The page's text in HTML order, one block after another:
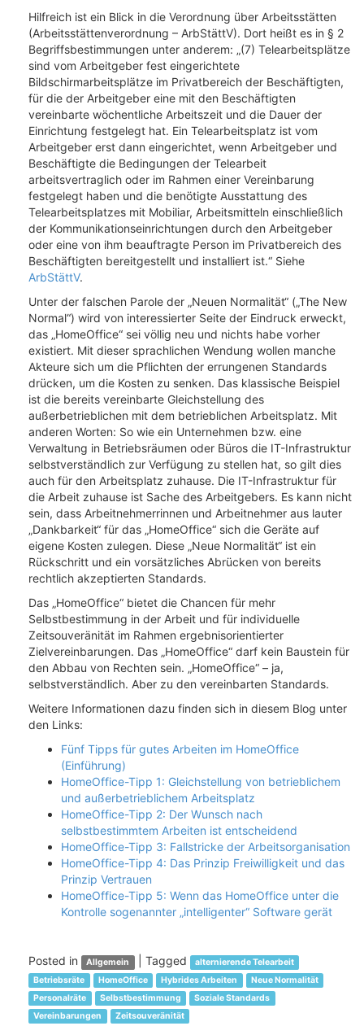
Hilfreich ist ein Blick in die Verordnung über Arbeitsstätten
(Arbeitsstättenverordnung – ArbStättV). Dort heißt es in § 2
Begriffsbestimmungen unter anderem: „(7) Telearbeitsplätze
sind vom Arbeitgeber fest eingerichtete
Bildschirmarbeitsplätze im Privatbereich der Beschäftigten,
für die der Arbeitgeber eine mit den Beschäftigten
vereinbarte wöchentliche Arbeitszeit und die Dauer der
Einrichtung festgelegt hat. Ein Telearbeitsplatz ist vom
Arbeitgeber erst dann eingerichtet, wenn Arbeitgeber und
Beschäftigte die Bedingungen der Telearbeit
arbeitsvertraglich oder im Rahmen einer Vereinbarung
festgelegt haben und die benötigte Ausstattung des
Telearbeitsplatzes mit Mobiliar, Arbeitsmitteln einschließlich
der Kommunikationseinrichtungen durch den Arbeitgeber
oder eine von ihm beauftragte Person im Privatbereich des
Beschäftigten bereitgestellt und installiert ist.“ Siehe
ArbStättV.
Unter der falschen Parole der „Neuen Normalität“ („The New
Normal“) wird von interessierter Seite der Eindruck erweckt,
das „HomeOffice“ sei völlig neu und nichts habe vorher
existiert. Mit dieser sprachlichen Wendung wollen manche
Akteure sich um die Pflichten der errungenen Standards
drücken, um die Kosten zu senken. Das klassische Beispiel
ist die bereits vereinbarte Gleichstellung des
außerbetrieblichen mit dem betrieblichen Arbeitsplatz. Mit
anderen Worten: So wie ein Unternehmen bzw. eine
Verwaltung in Betriebsräumen oder Büros die IT-Infrastruktur
selbstverständlich zur Verfügung zu stellen hat, so gilt dies
auch für den Arbeitsplatz zuhause. Die IT-Infrastruktur für
die Arbeit zuhause ist Sache des Arbeitgebers. Es kann nicht
sein, dass Arbeitnehmerrinnen und Arbeitnehmer aus lauter
„Dankbarkeit“ für das „HomeOffice“ sich die Geräte auf
eigene Kosten zulegen. Diese „Neue Normalität“ ist ein
Rückschritt und ein vorsätzliches Abrücken von bereits
rechtlich akzeptierten Standards.
Das „HomeOffice“ bietet die Chancen für mehr
Selbstbestimmung in der Arbeit und für individuelle
Zeitsouveränität im Rahmen ergebnisorientierter
Zielvereinbarungen. Das „HomeOffice“ darf kein Baustein für
den Abbau von Rechten sein. „HomeOffice“ – ja,
selbstverständlich. Aber zu den vereinbarten Standards.
Weitere Informationen dazu finden sich in diesem Blog unter
den Links:
Fünf Tipps für gutes Arbeiten im HomeOffice
(Einführung)
HomeOffice-Tipp 1: Gleichstellung von betrieblichem
und außerbetrieblichem Arbeitsplatz
HomeOffice-Tipp 2: Der Wunsch nach
selbstbestimmtem Arbeiten ist entscheidend
HomeOffice-Tipp 3: Fallstricke der Arbeitsorganisation
HomeOffice-Tipp 4: Das Prinzip Freiwilligkeit und das
Prinzip Vertrauen
HomeOffice-Tipp 5: Wenn das HomeOffice unter die
Kontrolle sogenannter „intelligenter“ Software gerät
Posted in Allgemein Tagged
alternierende Telearbeit
Betriebsräte
HomeOffice Hybrides Arbeiten
Neue Normalität
Personalräte
Selbstbestimmung
Soziale Standards
Vereinbarungen
Zeitsouveränität